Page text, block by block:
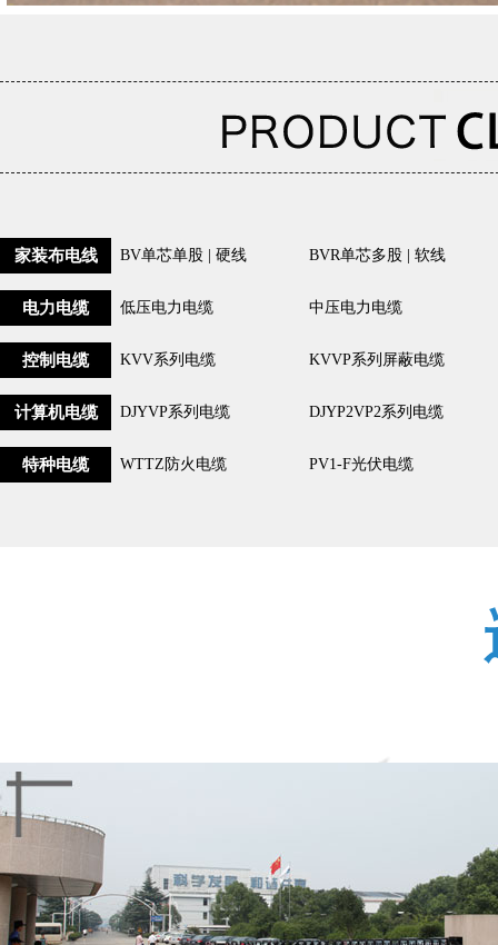
家装布电线 BV单芯单股 | 硬线 BVR单芯多股 | 软线
电力电缆 低压电力电缆 中压电力电缆
控制电缆 KVV系列电缆 KVVP系列屏蔽电缆
计算机电缆 DJYVP系列电缆 DJYP2VP2系列电缆
特种电缆 WTTZ防火电缆 PV1-F光伏电缆